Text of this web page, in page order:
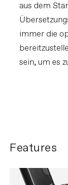
aus dem
immer die
sein, um es
Features